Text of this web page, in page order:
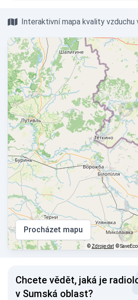
Interaktivní mapa kvality vzduchu
Procházet mapu
© Zdroje dat ©
Chcete vědět, jaká je
v Sumská oblast?